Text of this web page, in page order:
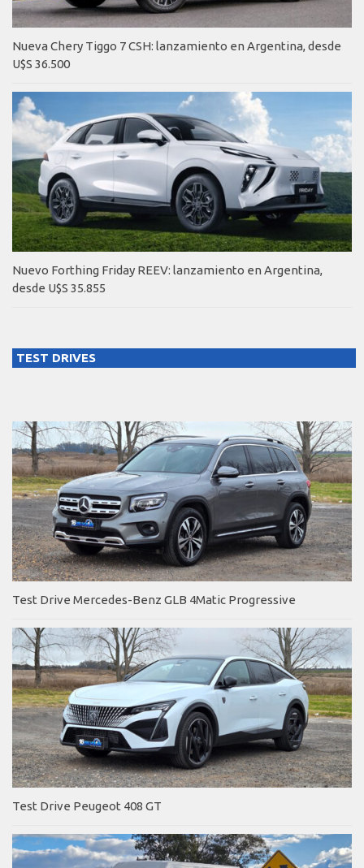
Nueva Chery Tiggo 7 CSH: lanzamiento en Argentina, desde
U$S 36.500
Nuevo Forthing Friday REEV: lanzamiento en Argentina,
desde U$S 35.855
TEST DRIVES
Test Drive Mercedes-Benz GLB 4Matic Progressive
Test Drive Peugeot 408 GT